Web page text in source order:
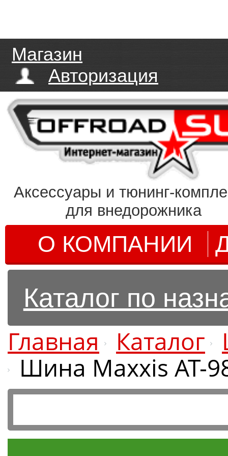
Магазин
Авторизация
Аксессуары и тюнинг-
для внедорожника
О КОМПАНИИ
Каталог по
Главная Каталог
Шина Maxxis AT-